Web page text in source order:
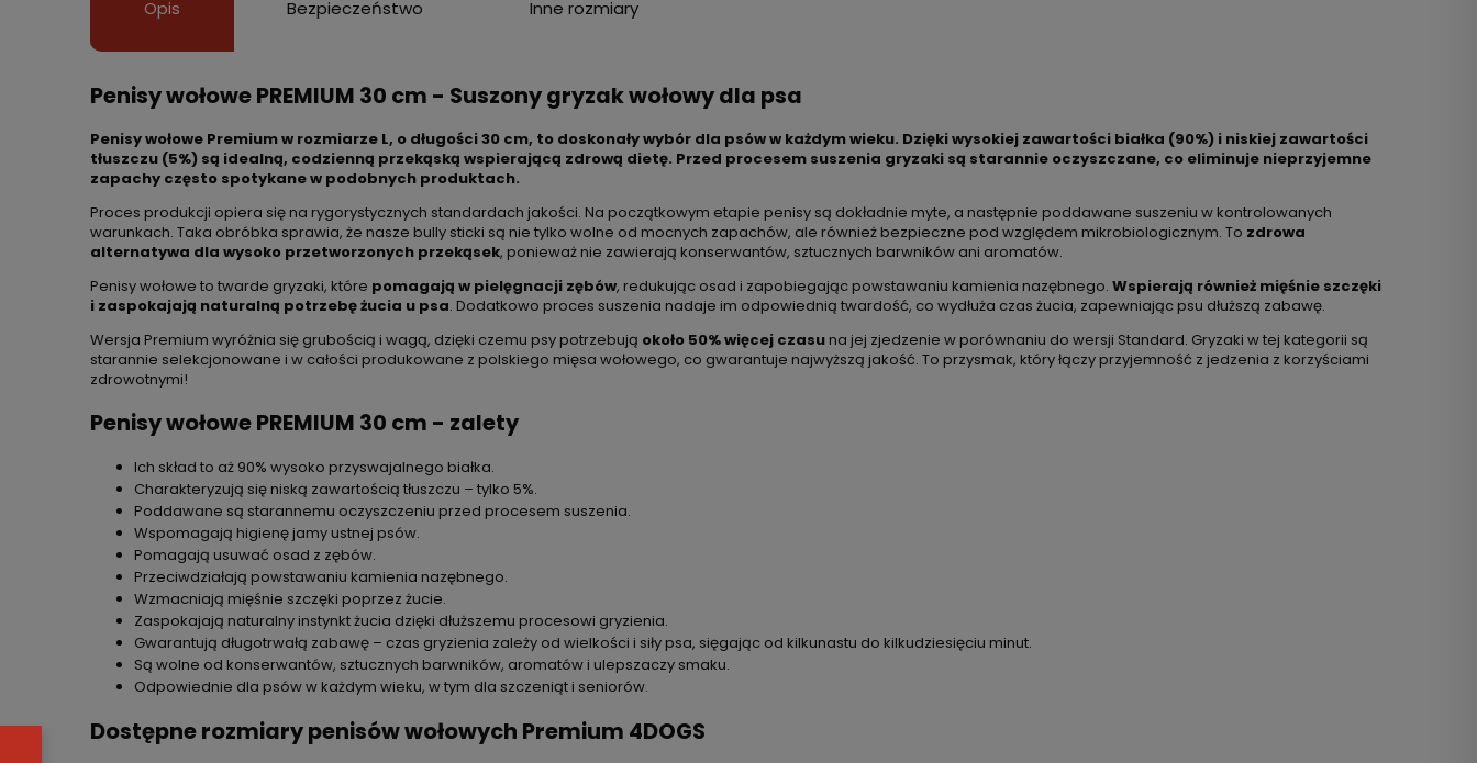
Opis Bezpieczeństwo Inne rozmiary
Penisy wołowe PREMIUM 30 cm - Suszony gryzak wołowy dla psa
Penisy wołowe Premium w rozmiarze L, o długości 30 cm, to doskonały wybór dla psów w każdym wieku. Dzięki wysokiej zawartości białka (90%) i niskiej zawartości
tłuszczu (5%) są idealną, codzienną przekąską wspierającą zdrową dietę. Przed procesem suszenia gryzaki są starannie oczyszczane, co eliminuje nieprzyjemne
zapachy często spotykane w podobnych produktach.
Proces produkcji opiera się na rygorystycznych standardach jakości. Na początkowym etapie penisy są dokładnie myte, a następnie poddawane suszeniu w kontrolowanych
warunkach. Taka obróbka sprawia, że nasze bully sticki są nie tylko wolne od mocnych zapachów, ale również bezpieczne pod względem mikrobiologicznym. To zdrowa
alternatywa dla wysoko przetworzonych przekąsek, ponieważ nie zawierają konserwantów, sztucznych barwników ani aromatów.
Penisy wołowe to twarde gryzaki, które pomagają w pielęgnacji zębów, redukując osad i zapobiegając powstawaniu kamienia nazębnego. Wspierają również mięśnie szczęki
i zaspokajają naturalną potrzebę żucia u psa. Dodatkowo proces suszenia nadaje im odpowiednią twardość, co wydłuża czas żucia, zapewniając psu dłuższą zabawę.
Wersja Premium wyróżnia się grubością i wagą, dzięki czemu psy potrzebują około 50% więcej czasu na jej zjedzenie w porównaniu do wersji Standard. Gryzaki w tej kategorii są
starannie selekcjonowane i w całości produkowane z polskiego mięsa wołowego, co gwarantuje najwyższą jakość. To przysmak, który łączy przyjemność z jedzenia z korzyściami
zdrowotnymi!
Penisy wołowe PREMIUM 30 cm - zalety
Ich skład to aż 90% wysoko przyswajalnego białka.
Charakteryzują się niską zawartością tłuszczu – tylko 5%.
Poddawane są starannemu oczyszczeniu przed procesem suszenia.
Wspomagają higienę jamy ustnej psów.
Pomagają usuwać osad z zębów.
Przeciwdziałają powstawaniu kamienia nazębnego.
Wzmacniają mięśnie szczęki poprzez żucie.
Zaspokajają naturalny instynkt żucia dzięki dłuższemu procesowi gryzienia.
Gwarantują długotrwałą zabawę – czas gryzienia zależy od wielkości i siły psa, sięgając od kilkunastu do kilkudziesięciu minut.
Są wolne od konserwantów, sztucznych barwników, aromatów i ulepszaczy smaku.
Odpowiednie dla psów w każdym wieku, w tym dla szczeniąt i seniorów.
Dostępne rozmiary penisów wołowych Premium 4DOGS